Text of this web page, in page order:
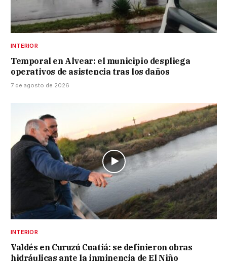
INTERIOR
Temporal en Alvear: el municipio despliega
operativos de asistencia tras los daños
7 de agosto de 2026
INTERIOR
Valdés en Curuzú Cuatiá: se definieron obras
hidráulicas ante la inminencia de El Niño